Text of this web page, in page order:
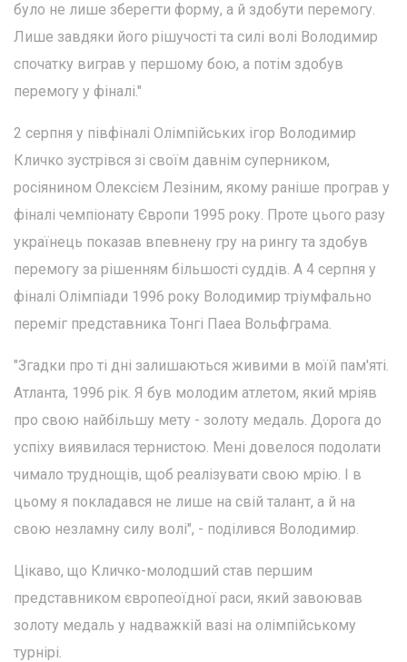
було не лише зберегти форму, а й здобути перемогу.
Лише завдяки його рішучості та силі волі Володимир
спочатку виграв у першому бою, а потім здобув
перемогу у фіналі."
2 серпня у півфіналі Олімпійських ігор Володимир
Кличко зустрівся зі своїм давнім суперником,
росіянином Олексієм Лезіним, якому раніше програв у
фіналі чемпіонату Європи 1995 року. Проте цього разу
українець показав впевнену гру на рингу та здобув
перемогу за рішенням більшості суддів. А 4 серпня у
фіналі Олімпіади 1996 року Володимир тріумфально
переміг представника Тонгі Паеа Вольфграма.
"Згадки про ті дні залишаються живими в моїй пам'яті.
Атланта, 1996 рік. Я був молодим атлетом, який мріяв
про свою найбільшу мету - золоту медаль. Дорога до
успіху виявилася тернистою. Мені довелося подолати
чимало труднощів, щоб реалізувати свою мрію. І в
цьому я покладався не лише на свій талант, а й на
свою незламну силу волі", - поділився Володимир.
Цікаво, що Кличко-молодший став першим
представником європеоїдної раси, який завоював
золоту медаль у надважкій вазі на олімпійському
турнірі.